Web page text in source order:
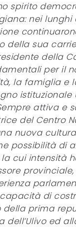
spirito
nei lunghi
della sua
della
per il
la famiglia e
istituzionale
attiva e
del Centro
nuova
possibilità di
cui intensità
di
della prima
dell’Ulivo ed